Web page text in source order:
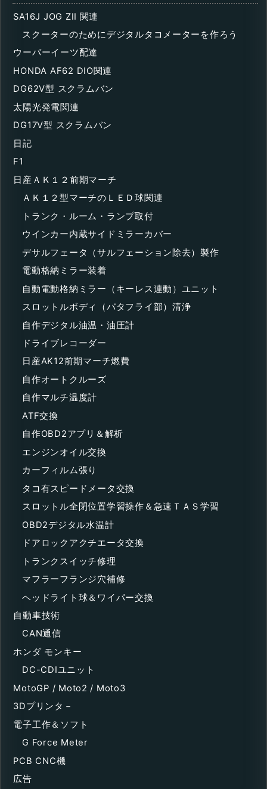
SA16J JOG ZII 関連
スクーターのためにデジタルタコメーターを作ろう
ウーバーイーツ配達
HONDA AF62 DIO関連
DG62V型 スクラムバン
太陽光発電関連
DG17V型 スクラムバン
日記
F1
日産ＡＫ１２前期マーチ
ＡＫ１２型マーチのＬＥＤ球関連
トランク・ルーム・ランプ取付
ウインカー内蔵サイドミラーカバー
デサルフェータ（サルフェーション除去）製作
電動格納ミラー装着
自動電動格納ミラー（キーレス連動）ユニット
スロットルボディ（バタフライ部）清浄
自作デジタル油温・油圧計
ドライブレコーダー
日産AK12前期マーチ燃費
自作オートクルーズ
自作マルチ温度計
ATF交換
自作OBD2アプリ＆解析
エンジンオイル交換
カーフィルム張り
タコ有スピードメータ交換
スロットル全閉位置学習操作＆急速ＴＡＳ学習
OBD2デジタル水温計
ドアロックアクチエータ交換
トランクスイッチ修理
マフラーフランジ穴補修
ヘッドライト球＆ワイパー交換
自動車技術
CAN通信
ホンダ モンキー
DC-CDIユニット
MotoGP / Moto2 / Moto3
3Dプリンタ－
電子工作＆ソフト
G Force Meter
PCB CNC機
広告